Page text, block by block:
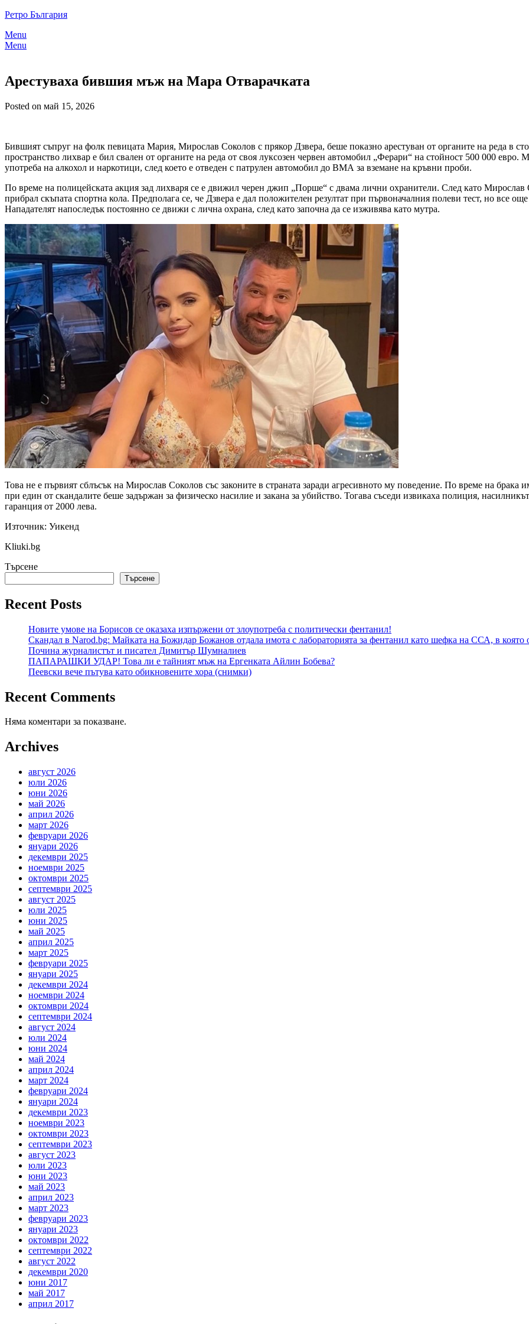
Skip
content
Ретро България
Menu
Menu
Арестуваха бившия мъж на Мара Отварачката
Posted on май 15, 2026
Бившият съпруг на фолк певицата Мария, Мирослав Соколов с прякор Дзвера, беше показно арестуван от органите на реда в
пространство лихвар е бил свален от органите на реда от своя луксозен червен автомобил „Ферари“ на стойност 500 000
употреба на алкохол и наркотици, след което е отведен с патрулен автомобил до ВМА за вземане на кръвни проби.
По време на полицейската акция зад лихваря се е движил черен джип „Порше“ с двама лични охранители. След като Мирослав
прибрал скъпата спортна кола. Предполага се, че Дзвера е дал положителен резултат при първоначалния полеви тест, но все
Нападателят напоследък постоянно се движи с лична охрана, след като започна да се изживява като мутра.
Това не е първият сблъсък на Мирослав Соколов със законите в страната заради агресивното му поведение. По време на
при един от скандалите беше задържан за физическо насилие и закана за убийство. Тогава съседи извикаха полиция,
гаранция от 2000 лева.
Източник: Уикенд
Kliuki.bg
Търсене
Търсене
Recent Posts
Новите умове на Борисов се оказаха изпържени от злоупотреба с политически фентанил!
Скандал в Narod.bg: Майката на Божидар Божанов отдала имота с лабораторията за фентанил като шефка на ССА, в
Почина журналистът и писател Димитър Шумналиев
ПАПАРАШКИ УДАР! Това ли е тайният мъж на Ергенката Айлин Бобева?
Пеевски вече пътува като обикновените хора (снимки)
Recent Comments
Няма коментари за показване.
Archives
август 2026
юли 2026
юни 2026
май 2026
април 2026
март 2026
февруари 2026
януари 2026
декември 2025
ноември 2025
октомври 2025
септември 2025
август 2025
юли 2025
юни 2025
май 2025
април 2025
март 2025
февруари 2025
януари 2025
декември 2024
ноември 2024
октомври 2024
септември 2024
август 2024
юли 2024
юни 2024
май 2024
април 2024
март 2024
февруари 2024
януари 2024
декември 2023
ноември 2023
октомври 2023
септември 2023
август 2023
юли 2023
юни 2023
май 2023
април 2023
март 2023
февруари 2023
януари 2023
октомври 2022
септември 2022
август 2022
декември 2020
юни 2017
май 2017
април 2017